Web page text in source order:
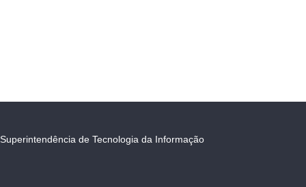
Superintendência de Tecnologia da Informação